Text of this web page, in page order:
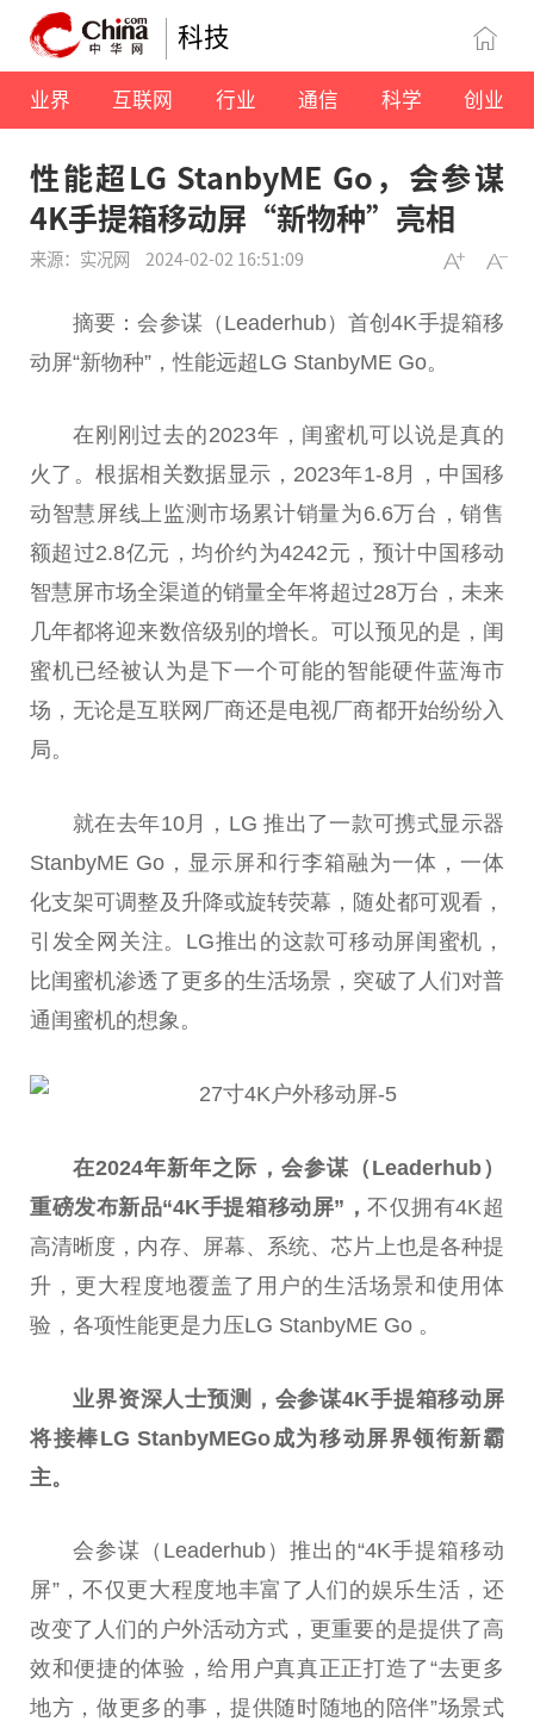
科技
业界 互联网 行业 通信 科学 创业
性能超LG StanbyME Go，会参谋
4K手提箱移动屏“新物种”亮相
来源：实况网 2024-02-02 16:51:09
摘要：会参谋（Leaderhub）首创4K手提箱移
动屏“新物种”，性能远超LG StanbyME Go。
在刚刚过去的2023年，闺蜜机可以说是真的
火了。根据相关数据显示，2023年1-8月，中国移
动智慧屏线上监测市场累计销量为6.6万台，销售
额超过2.8亿元，均价约为4242元，预计中国移动
智慧屏市场全渠道的销量全年将超过28万台，未来
几年都将迎来数倍级别的增长。可以预见的是，闺
蜜机已经被认为是下一个可能的智能硬件蓝海市
场，无论是互联网厂商还是电视厂商都开始纷纷入
局。
就在去年10月，LG 推出了一款可携式显示器
StanbyME Go，显示屏和行李箱融为一体，一体
化支架可调整及升降或旋转荧幕，随处都可观看，
引发全网关注。LG推出的这款可移动屏闺蜜机，
比闺蜜机渗透了更多的生活场景，突破了人们对普
通闺蜜机的想象。
在2024年新年之际，会参谋（Leaderhub）
重磅发布新品“4K手提箱移动屏”，不仅拥有4K超
高清晰度，内存、屏幕、系统、芯片上也是各种提
升，更大程度地覆盖了用户的生活场景和使用体
验，各项性能更是力压LG StanbyME Go 。
业界资深人士预测，会参谋4K手提箱移动屏
将接棒LG StanbyMEGo成为移动屏界领衔新霸
主。
会参谋（Leaderhub）推出的“4K手提箱移动
屏”，不仅更大程度地丰富了人们的娱乐生活，还
改变了人们的户外活动方式，更重要的是提供了高
效和便捷的体验，给用户真真正正打造了“去更多
地方，做更多的事，提供随时随地的陪伴”场景式